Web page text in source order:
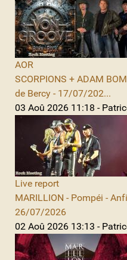
AOR
SCORPIONS + ADAM
de Bercy - 17/07/202...
03 Aoû 2026 11:18 -
Live report
MARILLION - Pompéi -
26/07/2026
02 Aoû 2026 13:13 -